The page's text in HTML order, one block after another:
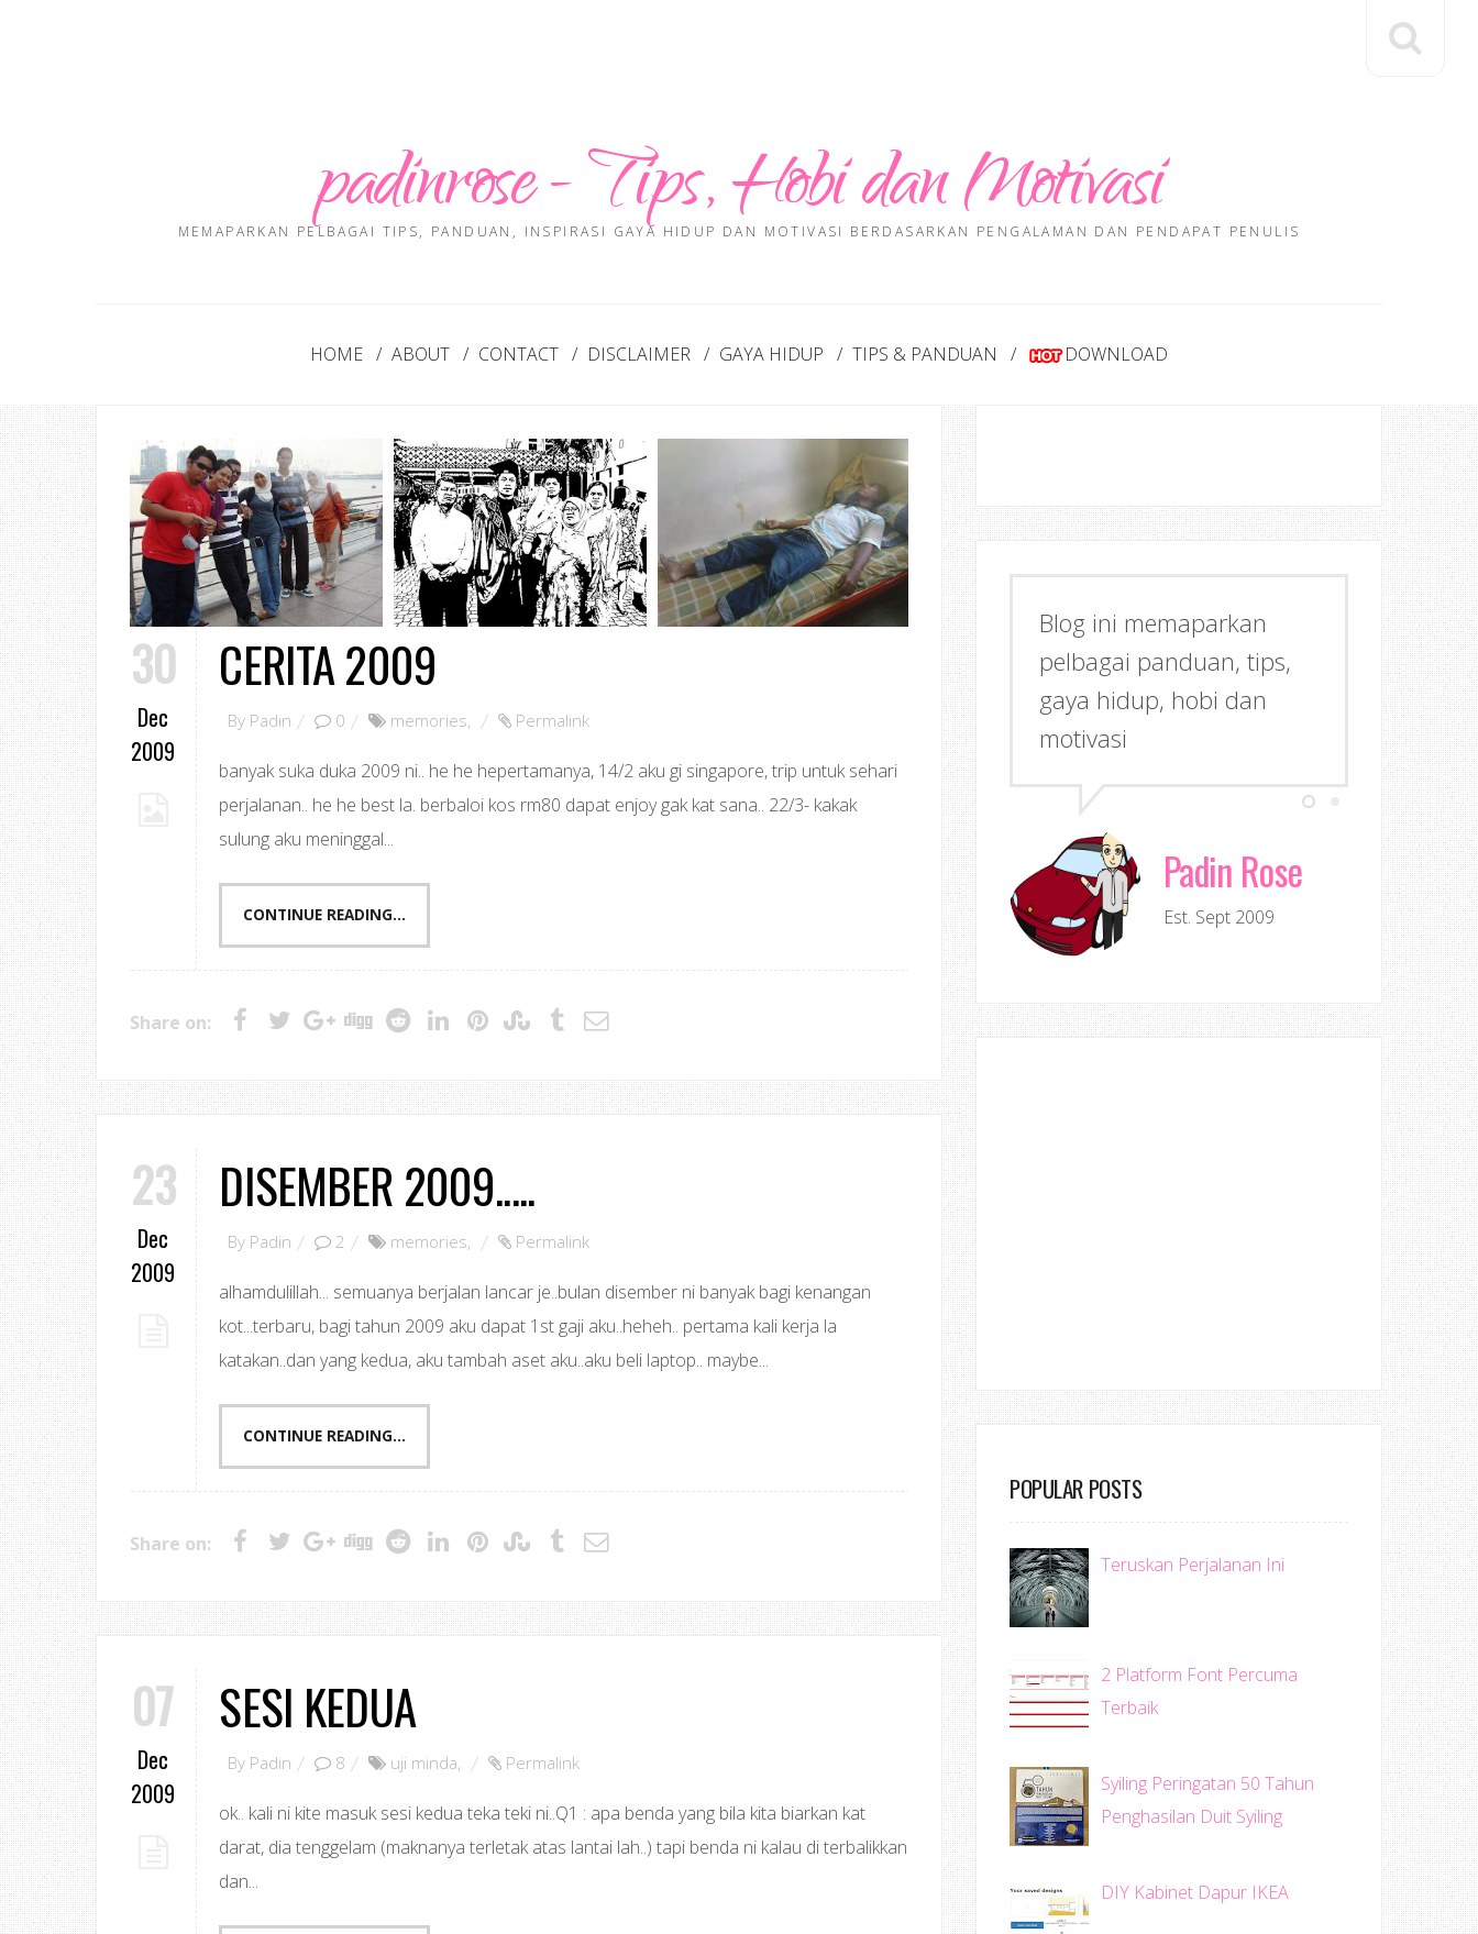
padinrose - Tips, Hobi dan Motivasi
MEMAPARKAN PELBAGAI TIPS, PANDUAN, INSPIRASI GAYA HIDUP DAN MOTIVASI BERDASARKAN PENGALAMAN DAN PENDAPAT PENULIS
HOME ABOUT CONTACT DISCLAIMER GAYA HIDUP TIPS & PANDUAN DOWNLOAD
30
Dec
2009
CERITA 2009
By Padin 0 memories, Permalink
banyak suka duka 2009 ni.. he he hepertamanya, 14/2 aku gi singapore, trip untuk sehari
perjalanan.. he he best la. berbaloi kos rm80 dapat enjoy gak kat sana.. 22/3- kakak
sulung aku meninggal...
CONTINUE READING...
Share on:
23
Dec
2009
DISEMBER 2009.....
By Padin 2 memories, Permalink
alhamdulillah... semuanya berjalan lancar je..bulan disember ni banyak bagi kenangan
kot...terbaru, bagi tahun 2009 aku dapat 1st gaji aku..heheh.. pertama kali kerja la
katakan..dan yang kedua, aku tambah aset aku..aku beli laptop.. maybe...
CONTINUE READING...
Share on:
07
Dec
2009
SESI KEDUA
By Padin 8 uji minda, Permalink
ok.. kali ni kite masuk sesi kedua teka teki ni..Q1 : apa benda yang bila kita biarkan kat
darat, dia tenggelam (maknanya terletak atas lantai lah..) tapi benda ni kalau di terbalikkan
dan...
Blog ini memaparkan
pelbagai panduan, tips,
gaya hidup, hobi dan
motivasi
Padin Rose
Est. Sept 2009
POPULAR POSTS
Teruskan Perjalanan Ini
2 Platform Font Percuma
Terbaik
Syiling Peringatan 50 Tahun
Penghasilan Duit Syiling
DIY Kabinet Dapur IKEA